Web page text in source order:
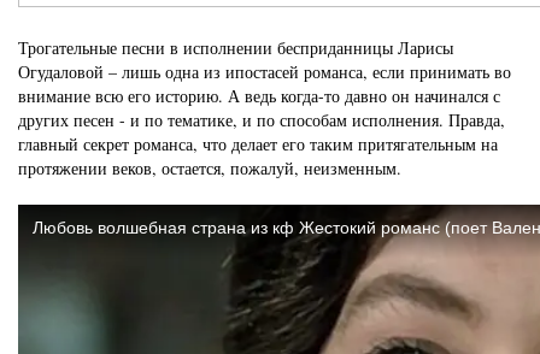
Трогательные песни в исполнении бесприданницы Ларисы
Огудаловой – лишь одна из ипостасей романса, если принимать во
внимание всю его историю. А ведь когда-то давно он начинался с
других песен - и по тематике, и по способам исполнения. Правда,
главный секрет романса, что делает его таким притягательным на
протяжении веков, остается, пожалуй, неизменным.